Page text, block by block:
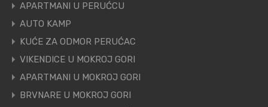
APARTMANI U PERUĆCU
AUTO KAMP
KUĆE ZA ODMOR PERUĆAC
VIKENDICE U MOKROJ GORI
APARTMANI U MOKROJ GORI
BRVNARE U MOKROJ GORI